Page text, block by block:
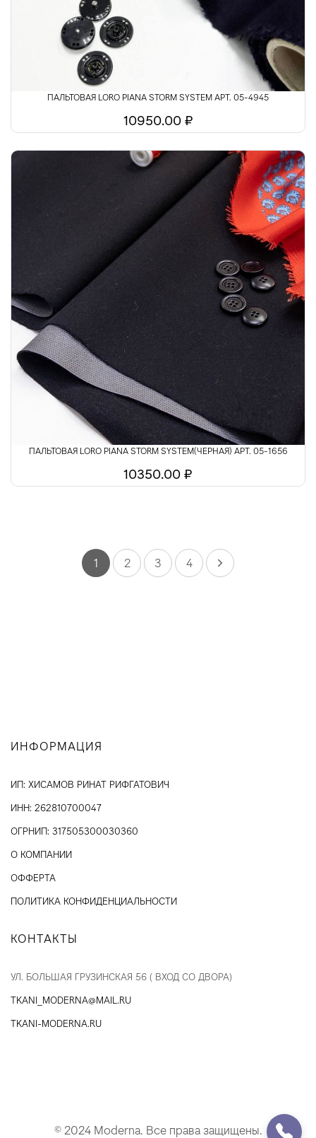
ПАЛЬТОВАЯ LORO PIANA STORM SYSTEM АРТ. 05-4945
10950.00 ₽
ПАЛЬТОВАЯ LORO PIANA STORM SYSTEM(ЧЕРНАЯ) АРТ. 05-1656
10350.00 ₽
1 2 3 4
ИНФОРМАЦИЯ
ИП: ХИСАМОВ РИНАТ РИФГАТОВИЧ
ИНН: 262810700047
ОГРНИП: 317505300030360
О КОМПАНИИ
ОФФЕРТА
ПОЛИТИКА КОНФИДЕНЦИАЛЬНОСТИ
КОНТАКТЫ
УЛ. БОЛЬШАЯ ГРУЗИНСКАЯ 56 ( ВХОД СО ДВОРА)
TKANI_MODERNA@MAIL.RU
TKANI-MODERNA.RU
© 2024 Moderna. Все права защищены.